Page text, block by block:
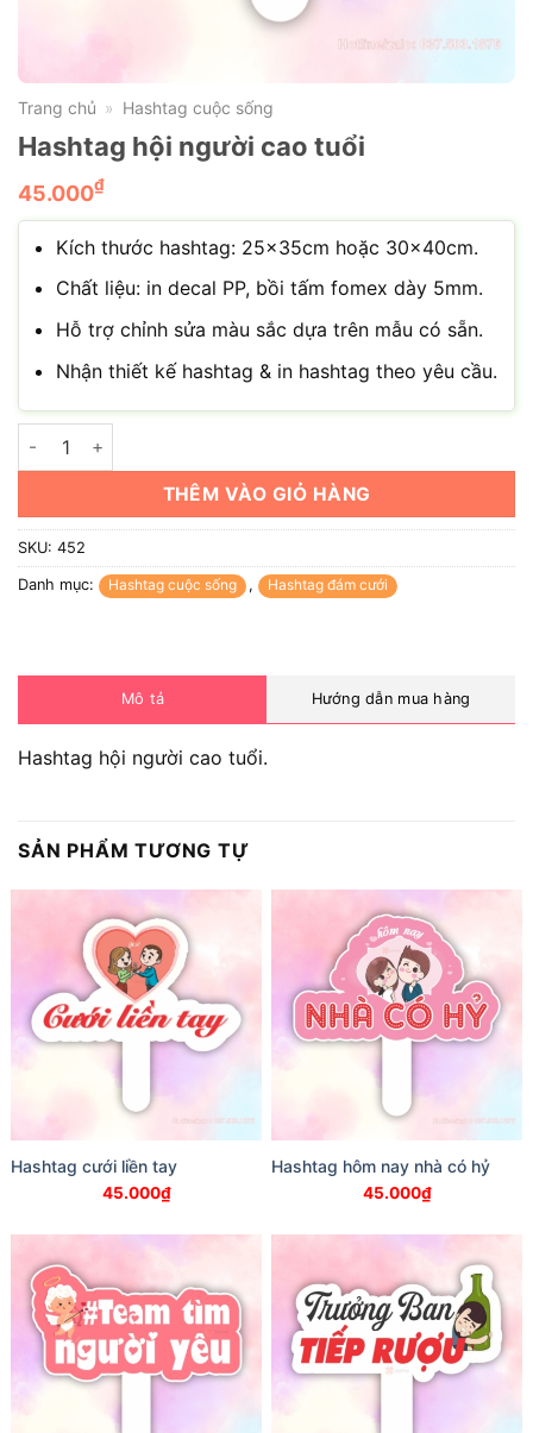
Trang chủ » Hashtag cuộc sống
Hashtag hội người cao tuổi
45.000₫
Kích thước hashtag: 25x35cm hoặc 30x40cm.
Chất liệu: in decal PP, bồi tấm fomex dày 5mm.
Hỗ trợ chỉnh sửa màu sắc dựa trên mẫu có sẵn.
Nhận thiết kế hashtag & in hashtag theo yêu cầu.
Hashtag hội người cao tuổi số lượng
THÊM VÀO GIỎ HÀNG
SKU: 452
Danh mục: Hashtag cuộc sống , Hashtag đám cưới
Mô tả Hướng dẫn mua hàng
Hashtag hội người cao tuổi.
SẢN PHẨM TƯƠNG TỰ
Hashtag cưới liền tay
45.000₫
Hashtag hôm nay nhà có hỷ
45.000₫